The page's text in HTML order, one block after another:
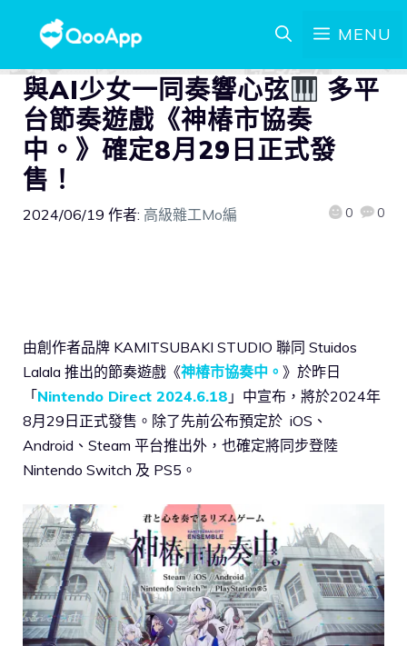
MENU
與AI少女一同奏響心弦
多平
台節奏遊戲《神椿市協奏
中。》確定8月29日正式發
售！
2024/06/19 作者: 高級雜工Mo編 0 0
由創作者品牌 KAMITSUBAKI STUDIO 聯同 Stuidos
Lalala 推出的節奏遊戲《神椿市協奏中。 》於昨日
「Nintendo Direct 2024.6.18 」中宣布，將於2024年
8月29日正式發售。除了先前公布預定於 iOS、
Android、Steam 平台推出外，也確定將同步登陸
Nintendo Switch 及 PS5。